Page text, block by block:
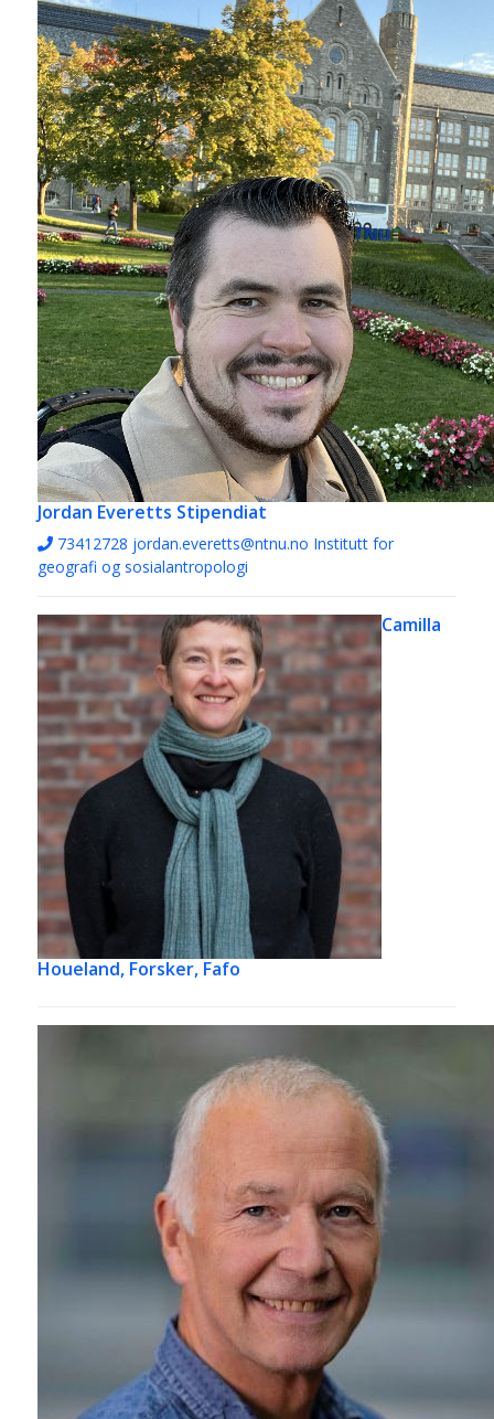
Jordan Everetts Stipendiat
73412728 jordan.everetts@ntnu.no Institutt for
geografi og sosialantropologi
Camilla
Houeland, Forsker, Fafo